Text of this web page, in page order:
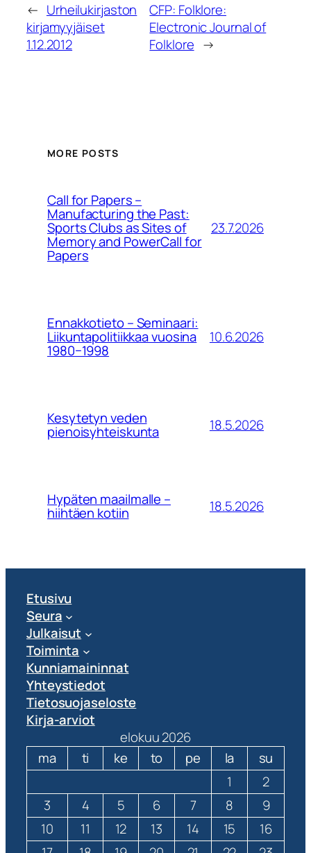
← Urheilukirjaston
kirjamyyjäiset
1.12.2012
CFP: Folklore:
Electronic Journal of
Folklore →
MORE POSTS
Call for Papers –
Manufacturing the Past:
Sports Clubs as Sites of
Memory and PowerCall for
Papers
23.7.2026
Ennakkotieto – Seminaari:
Liikuntapolitiikkaa vuosina
1980−1998
10.6.2026
Kesytetyn veden
pienoisyhteiskunta 18.5.2026
Hypäten maailmalle –
hiihtäen kotiin 18.5.2026
Etusivu
Seura
Julkaisut
Toiminta
Kunniamaininnat
Yhteystiedot
Tietosuojaseloste
Kirja-arviot
elokuu 2026
ma
ti ke to pe la
su
1
2
3
4 5 6 7 8
9
10
11 12 13 14 15
16